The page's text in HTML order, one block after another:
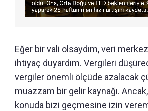
Eğer bir vali olsaydım, veri
ihtiyaç duyardım. Vergileri
vergiler önemli ölçüde azalacak
muazzam bir gelir kaynağı.
konuda bizi geçmesine izin